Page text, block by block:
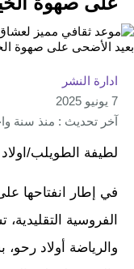
ادارة النشر
7 يونيو 2025
آخر تحديث : منذ سنة
لطيفة الطويلب/اولاد
في إطار انفتاحها
الفروسية
والرياضة أولاد